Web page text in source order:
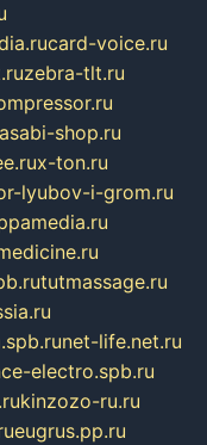
card-voice.ru
zebra-tlt.ru
shop.ru
x-ton.ru
lyubov-i-grom.ru
tutmassage.ru
net-life.net.ru
electro.spb.ru
kinzozo-ru.ru
eugrus.pp.ru